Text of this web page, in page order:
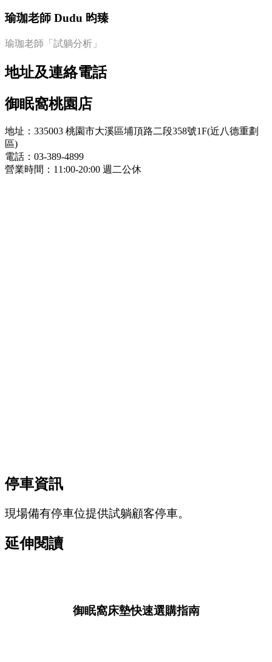
瑜珈老師 Dudu 昀臻
瑜珈老師「試躺分析」
地址及連絡電話
御眠窩桃園店
地址：335003 桃園市大溪區埔頂路二段358號1F(近八德重劃
區)
電話：03-389-4899
營業時間：11:00-20:00 週二公休
停車資訊
現場備有停車位提供試躺顧客停車。
延伸閱讀
御眠窩床墊快速選購指南